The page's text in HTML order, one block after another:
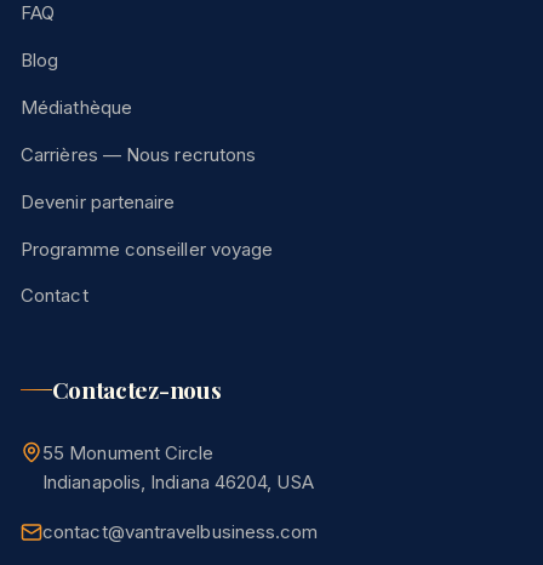
FAQ
Blog
Médiathèque
Carrières — Nous recrutons
Devenir partenaire
Programme conseiller voyage
Contact
Contactez-nous
55 Monument Circle
Indianapolis, Indiana 46204, USA
contact@vantravelbusiness.com